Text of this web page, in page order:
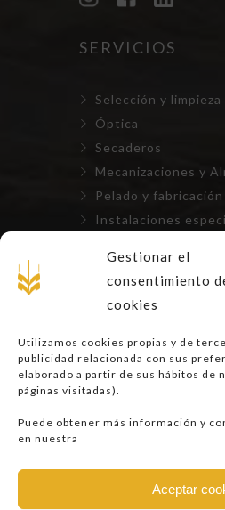
Gestionar el
consentimiento
cookies
Utilizamos cookies propias y de
publicidad relacionada con sus
elaborado a partir de sus hábitos de
páginas visitadas).
Puede obtener más información y
en nuestra
Aceptar
SERVICIOS
Selección y limpieza
Óptica
Secaderos
Mecanizaciones y
Pelado y
Instalaciones
Aviso Legal
Privacidad
Cookies